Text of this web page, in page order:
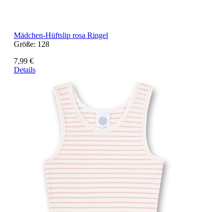
Mädchen-Hüftslip rosa Ringel
Größe: 128
7,99 €
Details